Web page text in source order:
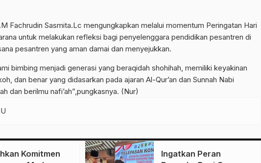
Fachrudin Sasmita.Lc mengungkapkan melalui momentum Peringatan Hari
untuk melakukan refleksi bagi penyelenggara pendidikan pesantren di
pesantren yang aman damai dan menyejukkan.
bimbing menjadi generasi yang beraqidah shohihah, memiliki keyakinan
dan benar yang didasarkan pada ajaran Al-Qur’an dan Sunnah Nabi
dan berilmu nafi’ah”,pungkasnya. (Nur)
Komitmen
Ingatkan Peran